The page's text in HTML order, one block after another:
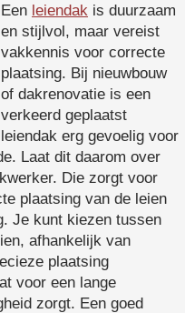
Een leiendak is duurzaam
en stijlvol, maar vereist
vakkennis voor correcte
plaatsing. Bij nieuwbouw
of dakrenovatie is een
verkeerd geplaatst
leiendak erg gevoelig voor
Laat dit daarom over
Die zorgt voor
plaatsing van de leien
Je kunt kiezen tussen
afhankelijk van
plaatsing
voor een lange
zorgt. Een goed